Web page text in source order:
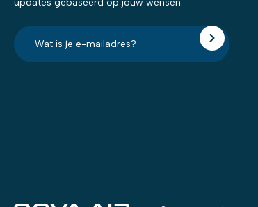
updates gebaseerd op jouw wensen.
E-
mailadres?
*